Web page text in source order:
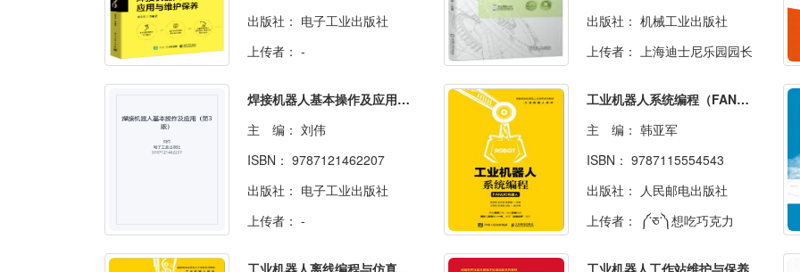
出版社： 电子工业出版社
上传者： -
出版社： 机械工业出版社
上传者：
上海迪士尼乐园园长
焊接机器人基本操作及应用（第3版）
主 编： 刘伟
ISBN： 9787121462207
出版社： 电子工业出版社
上传者： -
工业机器人系统编程（FANUC机器人）
主 编： 韩亚军
ISBN： 9787115554543
出版社：
人民邮电出版社
上传者：
༼་ཅ་༽想吃巧克力
工业机器人工作站维护与保养